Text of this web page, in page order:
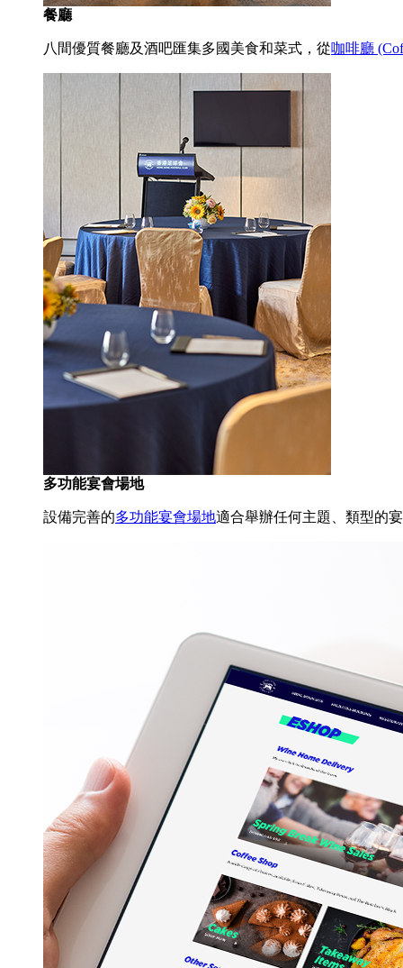
餐廳
八間優質餐廳及酒吧匯集多國美食和菜式，從咖啡廳
多功能宴會場地
設備完善的多功能宴會場地適合舉辦任何主題、類型的